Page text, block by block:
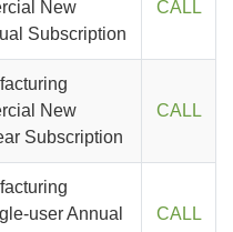
New
Subscription
CALL
New
Subscription
CALL
user Annual
CALL